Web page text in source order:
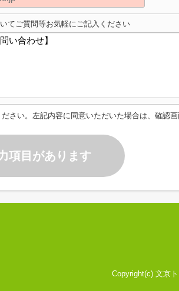
てご質問等お気軽にご記入ください
さい。左記内容に同意いただいた場合は、確認画
項目があります
Copyright(c) 文京